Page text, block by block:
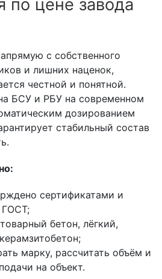
по цене завода
с собственного
и лишних наценок,
честной и понятной.
БСУ и РБУ на современном
дозированием
стабильный состав
сертификатами и
ГОСТ;
бетон, лёгкий,
марку, рассчитать объём и
на объект.